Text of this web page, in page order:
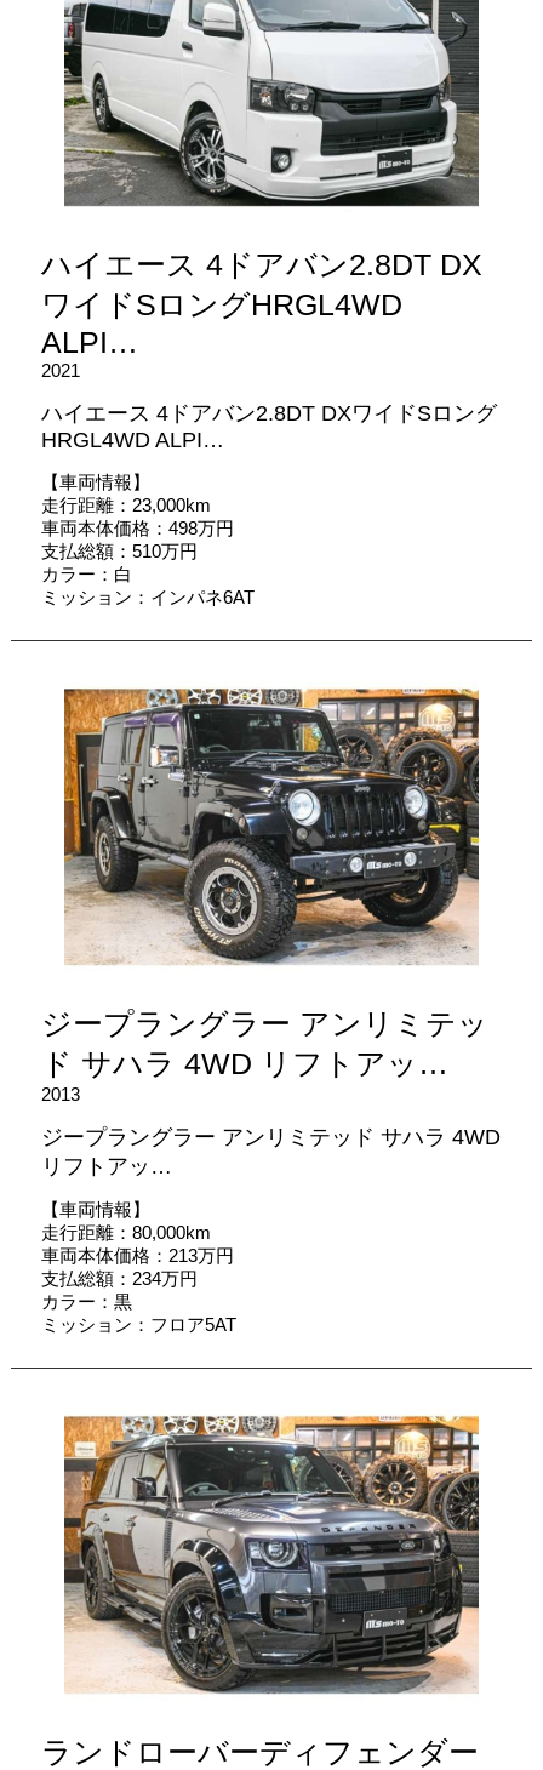
ハイエース 4ドアバン2.8DT DX
ワイドSロングHRGL4WD
ALPI…
2021
ハイエース 4ドアバン2.8DT DXワイドSロング
HRGL4WD ALPI…
【車両情報】
走行距離：23,000km
車両本体価格：498万円
支払総額：510万円
カラー：白
ミッション：インパネ6AT
ジープラングラー アンリミテッ
ド サハラ 4WD リフトアッ…
2013
ジープラングラー アンリミテッド サハラ 4WD
リフトアッ…
【車両情報】
走行距離：80,000km
車両本体価格：213万円
支払総額：234万円
カラー：黒
ミッション：フロア5AT
ランドローバーディフェンダー